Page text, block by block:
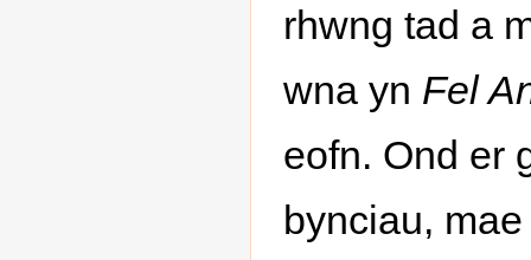
rhwng tad a
wna yn Fel
eofn. Ond er
bynciau,